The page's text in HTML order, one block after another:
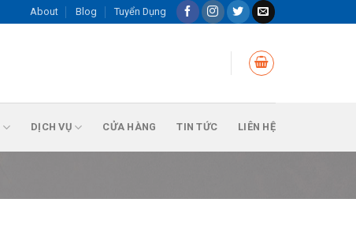
About Blog Tuyển Dụng
DỊCH VỤ CỬA HÀNG TIN TỨC LIÊN HỆ